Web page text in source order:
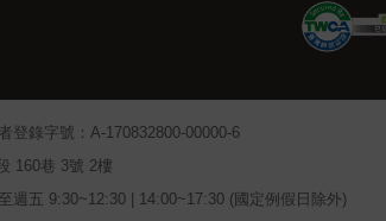
登錄字號：A-170832800-00000-6
160巷 3號 2樓
週五 9:30~12:30 | 14:00~17:30 (國定例假日除外)